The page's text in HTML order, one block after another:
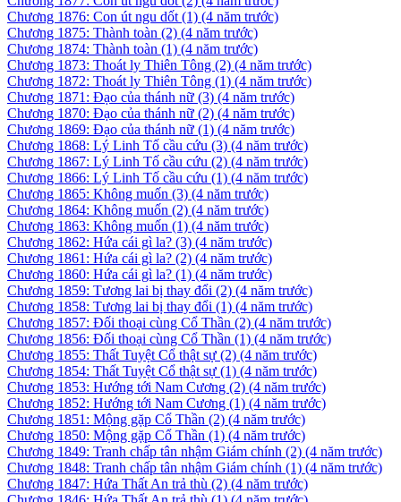
Chương 1876: Con út ngu dốt (1) (4 năm trước)
Chương 1875: Thành toàn (2) (4 năm trước)
Chương 1874: Thành toàn (1) (4 năm trước)
Chương 1873: Thoát ly Thiên Tông (2) (4 năm trước)
Chương 1872: Thoát ly Thiên Tông (1) (4 năm trước)
Chương 1871: Đạo của thánh nữ (3) (4 năm trước)
Chương 1870: Đạo của thánh nữ (2) (4 năm trước)
Chương 1869: Đạo của thánh nữ (1) (4 năm trước)
Chương 1868: Lý Linh Tố cầu cứu (3) (4 năm trước)
Chương 1867: Lý Linh Tố cầu cứu (2) (4 năm trước)
Chương 1866: Lý Linh Tố cầu cứu (1) (4 năm trước)
Chương 1865: Không muốn (3) (4 năm trước)
Chương 1864: Không muốn (2) (4 năm trước)
Chương 1863: Không muốn (1) (4 năm trước)
Chương 1862: Hứa cái gì la? (3) (4 năm trước)
Chương 1861: Hứa cái gì la? (2) (4 năm trước)
Chương 1860: Hứa cái gì la? (1) (4 năm trước)
Chương 1859: Tương lai bị thay đổi (2) (4 năm trước)
Chương 1858: Tương lai bị thay đổi (1) (4 năm trước)
Chương 1857: Đối thoại cùng Cổ Thần (2) (4 năm trước)
Chương 1856: Đối thoại cùng Cổ Thần (1) (4 năm trước)
Chương 1855: Thất Tuyệt Cổ thật sự (2) (4 năm trước)
Chương 1854: Thất Tuyệt Cổ thật sự (1) (4 năm trước)
Chương 1853: Hướng tới Nam Cương (2) (4 năm trước)
Chương 1852: Hướng tới Nam Cương (1) (4 năm trước)
Chương 1851: Mộng gặp Cổ Thần (2) (4 năm trước)
Chương 1850: Mộng gặp Cổ Thần (1) (4 năm trước)
Chương 1849: Tranh chấp tân nhậm Giám chính (2) (4 năm trước)
Chương 1848: Tranh chấp tân nhậm Giám chính (1) (4 năm trước)
Chương 1847: Hứa Thất An trả thù (2) (4 năm trước)